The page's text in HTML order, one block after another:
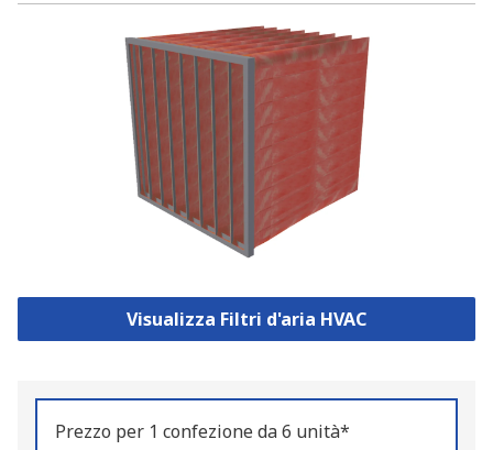
Visualizza Filtri d'aria HVAC
Prezzo per 1 confezione da 6 unità*